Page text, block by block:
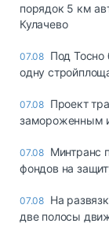
порядок 5 км
Кулачево
07.08 Под Тосно
одну
07.08 Проект
замороженным
07.08 Минтранс
фондов на
07.08 На
две полосы